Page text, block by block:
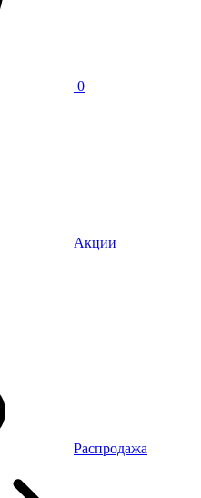
0
Акции
Распродажа